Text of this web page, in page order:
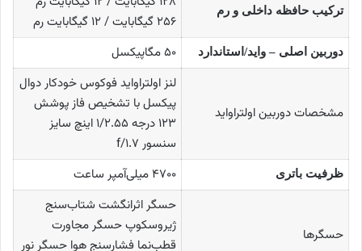
ترکیب حافظه داخلی و رم
۲۵۶ گیگابایت / ۱۲ گیگابایت رم
دوربین اصلی – واید/استاندارد ۵۰ مگاپیکسل
مشخصات دوربین اولتراواید
لنز اولتراواید فوکوس خودکار دوال
پیکسل با تشخیص فاز پوشش
۱۲۳ درجه ۱/۲.۵۵ اینچ سایز
سنسور f/۱.۷
ظرفیت باتری ۴۷۰۰ میلی‌آمپر ساعت
حسگرها
حسگر اثرانگشت شتاب‌سنج
ژیروسکوپ حسگر مجاورت
قطب‌نما فشارسنج هوا حسگر نور